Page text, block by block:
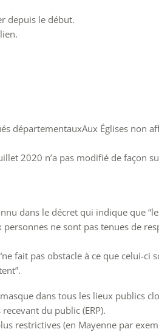
depuis le début.
départementauxAux Églises non
2020 n’a pas modifié de façon
dans le décret qui indique que
ne sont pas tenues de
fait pas obstacle à ce que celui-ci
dans tous les lieux publics
du public (ERP).
restrictives (en Mayenne par